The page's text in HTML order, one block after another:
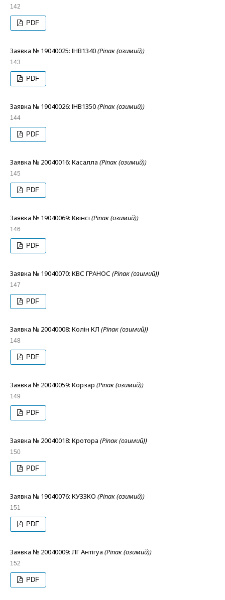
142
PDF
Заявка № 19040025: ІНВ1340(Ріпак (озимий))
143
PDF
Заявка № 19040026: ІНВ1350(Ріпак (озимий))
144
PDF
Заявка № 20040016: Касалла (Ріпак (озимий))
145
PDF
Заявка № 19040069: Квінсі (Ріпак (озимий))
146
PDF
Заявка № 19040070: КВС ГРАНОС (Ріпак (озимий))
147
PDF
Заявка № 20040008: Колін КЛ (Ріпак (озимий))
148
PDF
Заявка № 20040059: Корзар (Ріпак (озимий))
149
PDF
Заявка № 20040018: Кротора (Ріпак (озимий))
150
PDF
Заявка № 19040076: КУЗЗКО (Ріпак (озимий))
151
PDF
Заявка № 20040009: ЛГ Антігуа (Ріпак (озимий))
152
PDF